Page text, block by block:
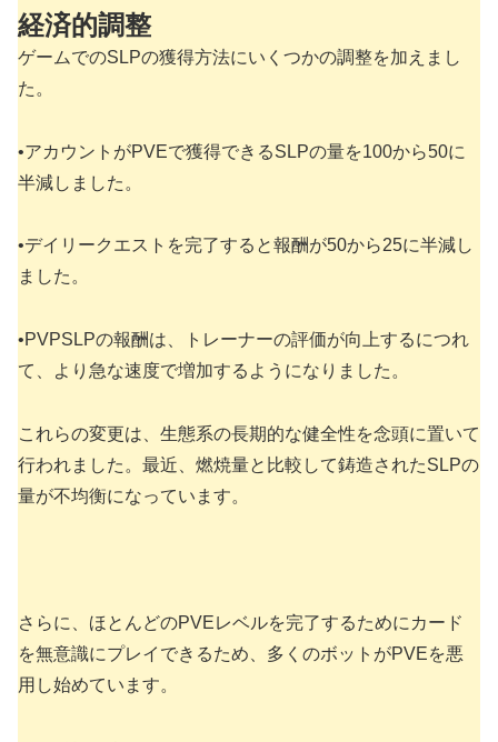
経済的調整
ゲームでのSLPの獲得方法にいくつかの調整を加えまし
た。
•アカウントがPVEで獲得できるSLPの量を100から50に
半減しました。
•デイリークエストを完了すると報酬が50から25に半減し
ました。
•PVPSLPの報酬は、トレーナーの評価が向上するにつれ
て、より急な速度で増加するようになりました。
これらの変更は、生態系の長期的な健全性を念頭に置いて
行われました。最近、燃焼量と比較して鋳造されたSLPの
量が不均衡になっています。
さらに、ほとんどのPVEレベルを完了するためにカード
を無意識にプレイできるため、多くのボットがPVEを悪
用し始めています。